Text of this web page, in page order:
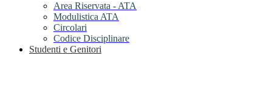
Area Riservata - ATA
Modulistica ATA
Circolari
Codice Disciplinare
Studenti e Genitori